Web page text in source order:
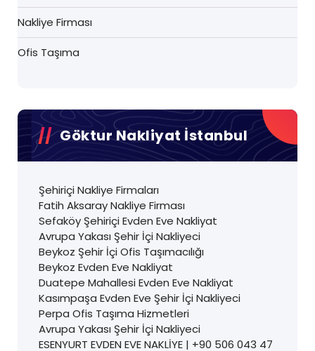
Nakliye Firması
Ofis Taşıma
Göktur Nakliyat İstanbul
Şehiriçi Nakliye Firmaları
Fatih Aksaray Nakliye Firması
Sefaköy Şehiriçi Evden Eve Nakliyat
Avrupa Yakası Şehir İçi Nakliyeci
Beykoz Şehir İçi Ofis Taşımacılığı
Beykoz Evden Eve Nakliyat
Duatepe Mahallesi Evden Eve Nakliyat
Kasımpaşa Evden Eve Şehir İçi Nakliyeci
Perpa Ofis Taşıma Hizmetleri
Avrupa Yakası Şehir İçi Nakliyeci
ESENYURT EVDEN EVE NAKLİYE | +90 506 043 47